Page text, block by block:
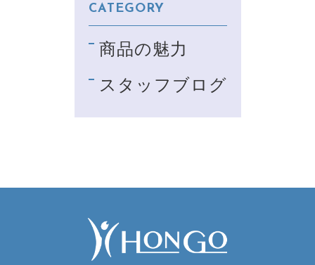
CATEGORY
商品の魅力
スタッフブログ